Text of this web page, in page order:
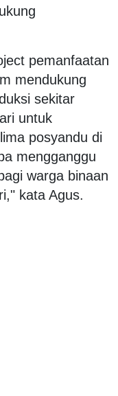
pemanfaatan
mendukung
sekitar
untuk
posyandu di
mengganggu
warga binaan
kata Agus.